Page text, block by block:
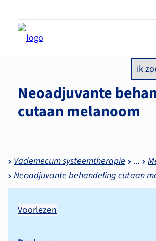
ik
Neoadjuvante
cutaan melanoom
Vademecum systeemtherapie
Neoadjuvante behandeling cutaan
Voorlezen